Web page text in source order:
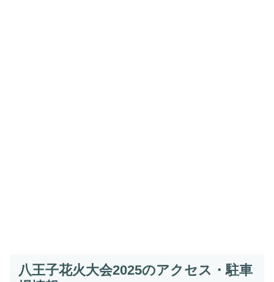
八王子花火大会2025のアクセス・駐車